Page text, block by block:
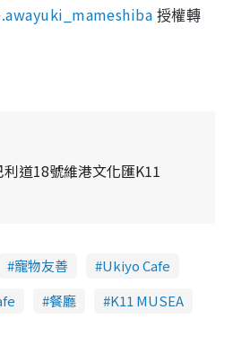
授權轉
道18號維港文化匯K11
寵物友善
Ukiyo Cafe
餐廳
K11 MUSEA